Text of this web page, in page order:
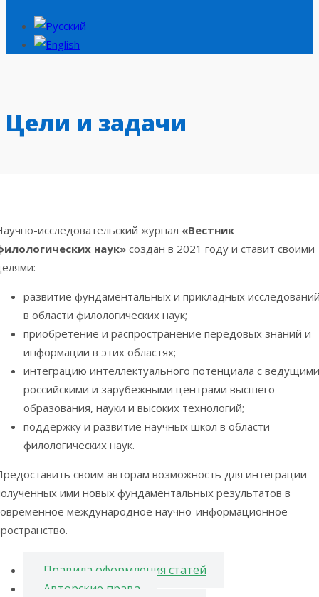
Цели и задачи
исследовательский журнал «Вестник
наук» создан в 2021 году и ставит своими
развитие фундаментальных и прикладных
в области филологических наук;
приобретение и распространение передовых знаний и
информации в этих областях;
интеграцию интеллектуального потенциала с ведущими
российскими и зарубежными центрами высшего
образования, науки и высоких технологий;
поддержку и развитие научных школ в области
филологических наук.
своим авторам возможность для интеграции
ими новых фундаментальных результатов в
международное научно-информационное
Правила оформления статей
Авторские права